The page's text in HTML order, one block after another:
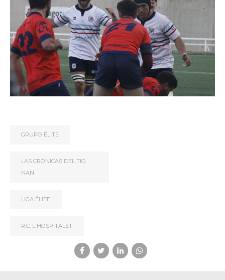
GRUPO ÉLITE
LAS CRÓNICAS DEL TIO
NAN
LIGA ÉLITE
R.C. L'HOSPITALET